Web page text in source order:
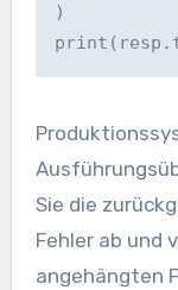
)
Sie die
Fehler ab und
angehängten